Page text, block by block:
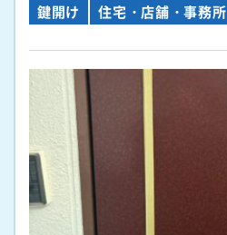
鍵開け 住宅・店舗・事務所